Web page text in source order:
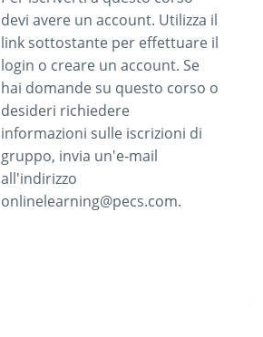
devi avere un account. Utilizza il
link sottostante per effettuare il
login o creare un account. Se
hai domande su questo corso o
desideri richiedere
informazioni sulle iscrizioni di
gruppo, invia un'e-mail
all'indirizzo
onlinelearning@pecs.com.